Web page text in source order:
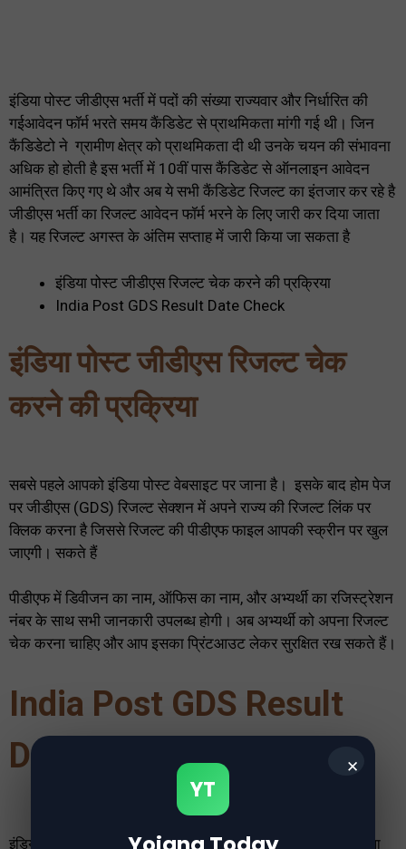
इंडिया पोस्ट जीडीएस भर्ती में पदों की संख्या राज्यवार और निर्धारित की
गईआवेदन फॉर्म भरते समय कैंडिडेट से प्राथमिकता मांगी गई थी। जिन
कैंडिडेटो ने ग्रामीण क्षेत्र को प्राथमिकता दी थी उनके चयन की संभावना
अधिक हो होती है इस भर्ती में 10वीं पास कैंडिडेट से ऑनलाइन आवेदन
आमंत्रित किए गए थे और अब ये सभी कैंडिडेट रिजल्ट का इंतजार कर रहे है
जीडीएस भर्ती का रिजल्ट आवेदन फॉर्म भरने के लिए जारी कर दिया जाता
है। यह रिजल्ट अगस्त के अंतिम सप्ताह में जारी किया जा सकता है
इंडिया पोस्ट जीडीएस रिजल्ट चेक करने की प्रक्रिया
India Post GDS Result Date Check
इंडिया पोस्ट जीडीएस रिजल्ट चेक
करने की प्रक्रिया
सबसे पहले आपको इंडिया पोस्ट वेबसाइट पर जाना है। इसके बाद होम पेज
पर जीडीएस (GDS) रिजल्ट सेक्शन में अपने राज्य की रिजल्ट लिंक पर
क्लिक करना है जिससे रिजल्ट की पीडीएफ फाइल आपकी स्क्रीन पर खुल
जाएगी। सकते हैं
पीडीएफ में डिवीजन का नाम, ऑफिस का नाम, और अभ्यर्थी का रजिस्ट्रेशन
नंबर के साथ सभी जानकारी उपलब्ध होगी। अब अभ्यर्थी को अपना रिजल्ट
चेक करना चाहिए और आप इसका प्रिंटआउट लेकर सुरक्षित रख सकते हैं।
India Post GDS Result
Date Check
इंडिया पोस्ट GDS रिजल्ट अगस्त के अंतिम सप्ताह में जारी किया जा सकता
✕
YT